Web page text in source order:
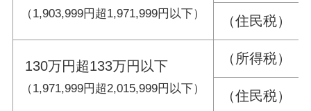
（1,903,999円超1,971,999円以下） （住民税）
130万円超133万円以下
（1,971,999円超2,015,999円以下）
（所得税）
（住民税）